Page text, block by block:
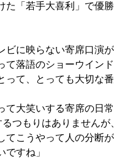
「若手大喜利」で優
に映らない寄席口演
落語のショーウイン
て、とっても大切な番
大笑いする寄席の日
つもりはありません
てこうやって人の分断
すね」